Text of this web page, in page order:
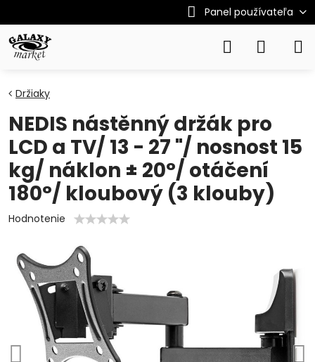
Panel používateľa
Držiaky
NEDIS nástěnný držák pro
LCD a TV/ 13 - 27 "/ nosnost 15
kg/ náklon ± 20°/ otáčení
180°/ kloubový (3 klouby)
Hodnotenie